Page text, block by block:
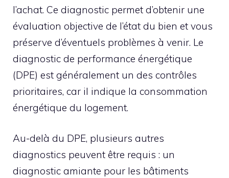
l’achat. Ce diagnostic permet d’obtenir une
évaluation objective de l’état du bien et vous
préserve d’éventuels problèmes à venir. Le
diagnostic de performance énergétique
(DPE) est généralement un des contrôles
prioritaires, car il indique la consommation
énergétique du logement.
Au-delà du DPE, plusieurs autres
diagnostics peuvent être requis : un
diagnostic amiante pour les bâtiments